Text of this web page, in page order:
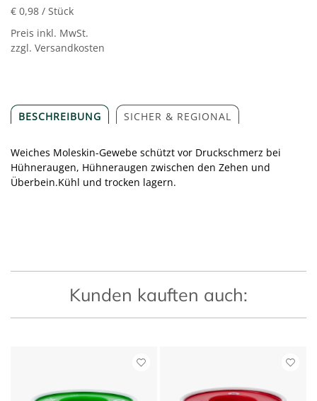
€ 0,98 / Stück
Preis inkl. MwSt.
zzgl. Versandkosten
BESCHREIBUNG SICHER & REGIONAL
Weiches Moleskin-Gewebe schützt vor Druckschmerz bei
Hühneraugen, Hühneraugen zwischen den Zehen und
Überbein.Kühl und trocken lagern.
Kunden kauften auch: